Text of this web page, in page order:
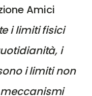
Amici
i limiti fisici
i
i limiti non